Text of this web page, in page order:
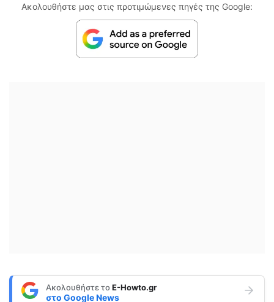
Ακολουθήστε μας στις προτιμώμενες πηγές της Google:
Ακολουθήστε τοE-Howto.gr
στο Google News